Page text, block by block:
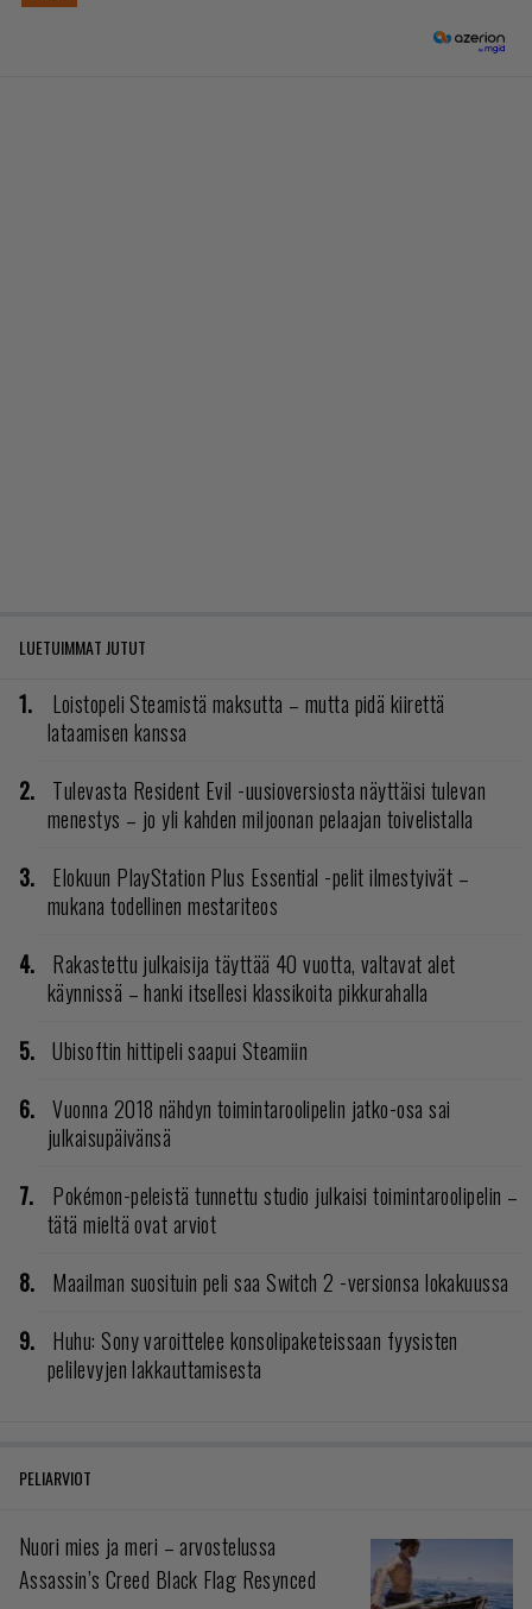
LUETUIMMAT JUTUT
Loistopeli Steamistä maksutta – mutta pidä kiirettä
lataamisen kanssa
Tulevasta Resident Evil -uusioversiosta näyttäisi tulevan
menestys – jo yli kahden miljoonan pelaajan toivelistalla
Elokuun PlayStation Plus Essential -pelit ilmestyivät –
mukana todellinen mestariteos
Rakastettu julkaisija täyttää 40 vuotta, valtavat alet
käynnissä – hanki itsellesi klassikoita pikkurahalla
Ubisoftin hittipeli saapui Steamiin
Vuonna 2018 nähdyn toimintaroolipelin jatko-osa sai
julkaisupäivänsä
Pokémon-peleistä tunnettu studio julkaisi toimintaroolipelin –
tätä mieltä ovat arviot
Maailman suosituin peli saa Switch 2 -versionsa lokakuussa
Huhu: Sony varoittelee konsolipaketeissaan fyysisten
pelilevyjen lakkauttamisesta
PELIARVIOT
Nuori mies ja meri – arvostelussa
Assassin’s Creed Black Flag Resynced